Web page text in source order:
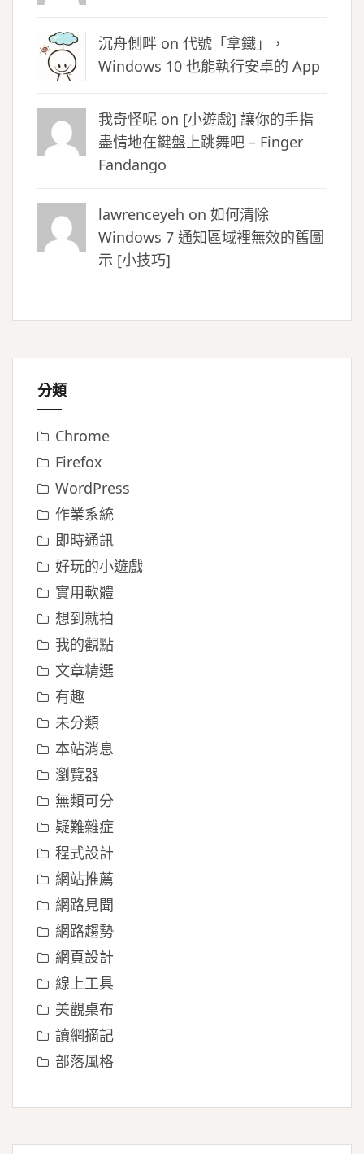
沉舟側畔 on 代號「拿鐵」，
Windows 10 也能執行安卓的 App
我奇怪呢 on [小遊戲] 讓你的手指
盡情地在鍵盤上跳舞吧 – Finger
Fandango
lawrenceyeh on 如何清除
Windows 7 通知區域裡無效的舊圖
示 [小技巧]
分類
Chrome
Firefox
WordPress
作業系統
即時通訊
好玩的小遊戲
實用軟體
想到就拍
我的觀點
文章精選
有趣
未分類
本站消息
瀏覽器
無類可分
疑難雜症
程式設計
網站推薦
網路見聞
網路趨勢
網頁設計
線上工具
美觀桌布
讀網摘記
部落風格